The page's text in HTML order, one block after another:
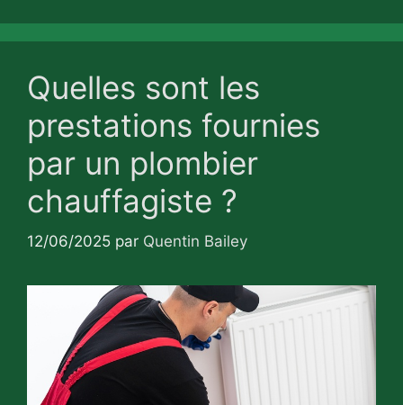
Quelles sont les
prestations fournies
par un plombier
chauffagiste ?
12/06/2025 par Quentin Bailey